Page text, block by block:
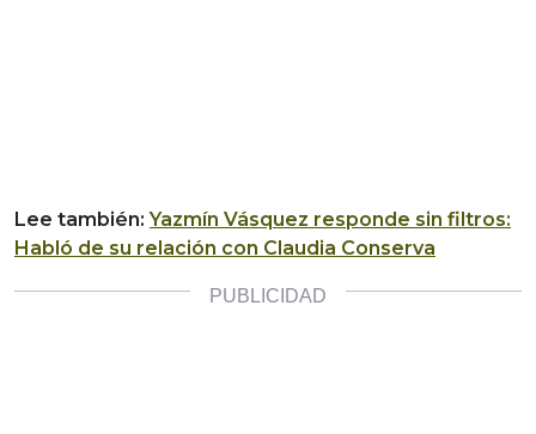
Lee también:Yazmín Vásquez responde sin filtros:
Habló de su relación con Claudia Conserva